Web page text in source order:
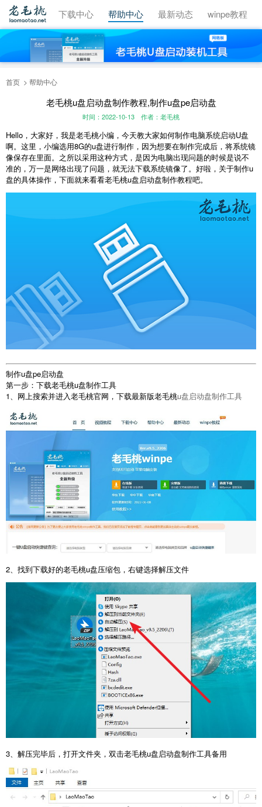
视频教程 下载中心 帮助中心 最新动态 winpe教程
首页 帮助中心
老毛桃u盘启动盘制作教程,制作u盘pe启动盘
时间：2022-10-13 作者：老毛桃
Hello，大家好，我是老毛桃小编，今天教大家如何制作电脑系统启动U盘
啊。这里，小编选用8G的u盘进行制作，因为想要在制作完成后，将系统镜
像保存在里面。之所以采用这种方式，是因为电脑出现问题的时候是说不
准的，万一是网络出现了问题，就无法下载系统镜像了。好啦，关于制作u
盘的具体操作，下面就来看看老毛桃u盘启动盘制作教程吧。
制作u盘pe启动盘
第一步：下载老毛桃u盘制作工具
1、网上搜索并进入老毛桃官网，下载最新版老毛桃u盘启动盘制作工具
2、找到下载好的老毛桃u盘压缩包，右键选择解压文件
3、解压完毕后，打开文件夹，双击老毛桃u盘启动盘制作工具备用